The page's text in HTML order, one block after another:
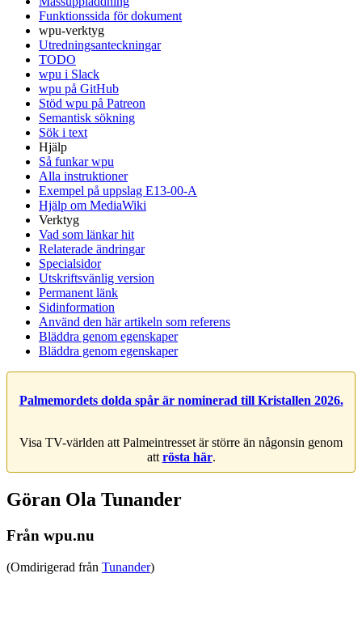
Funktionssida för dokument
wpu-verktyg
Utredningsanteckningar
TODO
wpu i Slack
wpu på GitHub
Stöd wpu på Patreon
Semantisk sökning
Sök i text
Hjälp
Så funkar wpu
Alla instruktioner
Exempel på uppslag E13-00-A
Hjälp om MediaWiki
Verktyg
Vad som länkar hit
Relaterade ändringar
Specialsidor
Utskriftsvänlig version
Permanent länk
Sidinformation
Använd den här artikeln som referens
Bläddra genom egenskaper
Bläddra genom egenskaper
Palmemordets dolda spår är nominerad till Kristallen 2026.
Visa TV-världen att Palmeintresset är större än någonsin genom
att rösta här.
Göran Ola Tunander
Från wpu.nu
(Omdirigerad från Tunander)